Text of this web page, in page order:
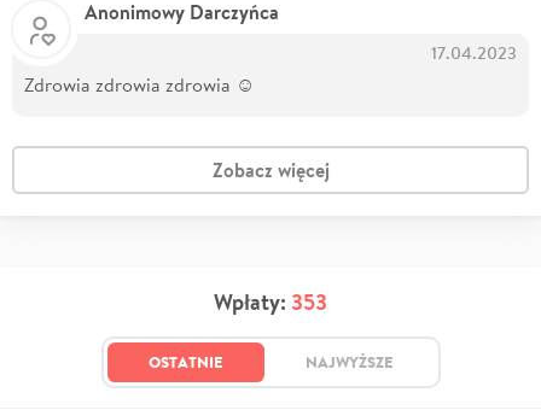
Anonimowy Darczyńca
17.04.2023
Zdrowia zdrowia zdrowia ☺️
Zobacz więcej
Wpłaty: 353
OSTATNIE NAJWYŻSZE